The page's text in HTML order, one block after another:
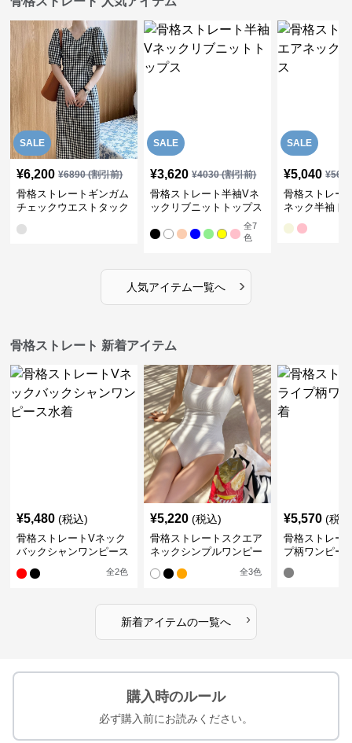
SALE
¥6,200 ¥6890(割引前)
骨格ストレートギンガム
チェックウエストタック
SALE
¥3,620 ¥4030(割引前)
骨格ストレート半袖Vネ
ックリブニットトップス
全7
色
SALE
¥5,040 ¥
骨格ストレー
ネック半袖ト
人気アイテム一覧へ ›
骨格ストレート 新着アイテム
¥5,480 (税込)
骨格ストレートVネック
バックシャンワンピース
全2色
¥5,220 (税込)
骨格ストレートスクエア
ネックシンプルワンピー
全3色
¥5,570 (税
骨格ストレー
プ柄ワンピー
新着アイテムの一覧へ ›
購入時のルール
必ず購入前にお読みください。